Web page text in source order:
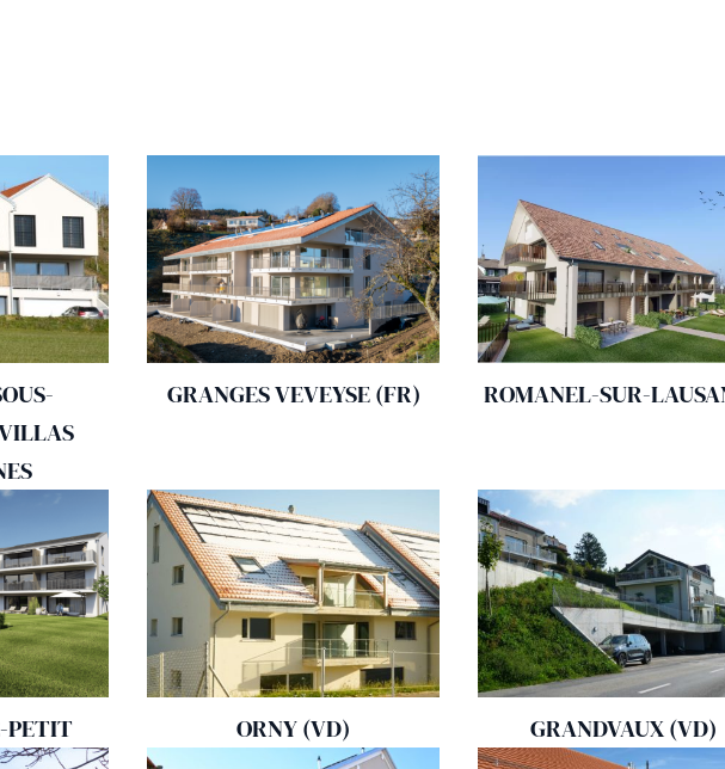
GRANGES VEVEYSE (FR) ROMANEL-SUR-
PETIT ORNY (VD) GRANDVAUX (VD)